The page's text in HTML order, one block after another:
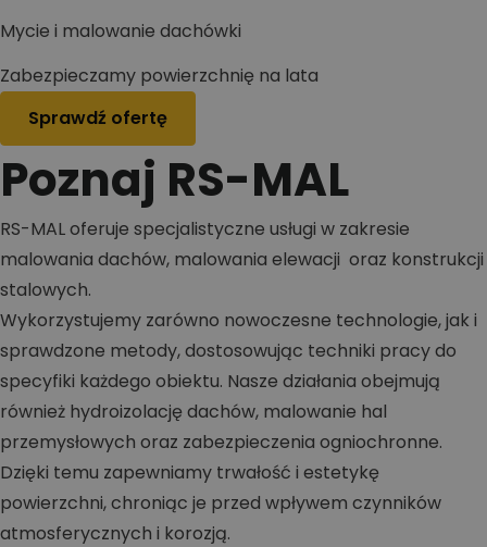
Mycie i malowanie dachówki
Zabezpieczamy powierzchnię na lata
Sprawdź ofertę
Poznaj RS-MAL
RS-MAL oferuje specjalistyczne usługi w zakresie
malowania dachów, malowania elewacji oraz konstrukcji
stalowych.
Wykorzystujemy zarówno nowoczesne technologie, jak i
sprawdzone metody, dostosowując techniki pracy do
specyfiki każdego obiektu. Nasze działania obejmują
również hydroizolację dachów, malowanie hal
przemysłowych oraz zabezpieczenia ogniochronne.
Dzięki temu zapewniamy trwałość i estetykę
powierzchni, chroniąc je przed wpływem czynników
atmosferycznych i korozją.